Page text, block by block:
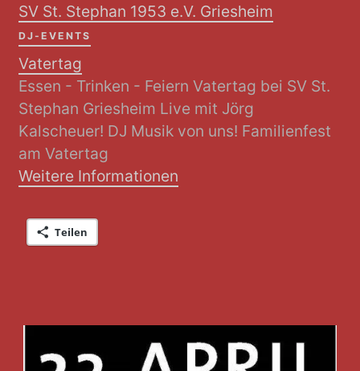
SV St. Stephan 1953 e.V. Griesheim
DJ-EVENTS
Vatertag
Essen - Trinken - Feiern Vatertag bei SV St.
Stephan Griesheim Live mit Jörg
Kalscheuer! DJ Musik von uns! Familienfest
am Vatertag
Weitere Informationen
Teilen